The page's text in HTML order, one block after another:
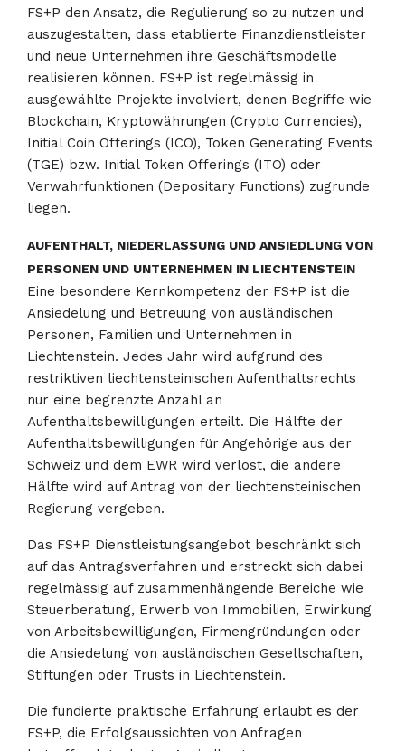
FS+P den Ansatz, die Regulierung so zu nutzen und
auszugestalten, dass etablierte Finanzdienstleister
und neue Unternehmen ihre Geschäftsmodelle
realisieren können. FS+P ist regelmässig in
ausgewählte Projekte involviert, denen Begriffe wie
Blockchain, Kryptowährungen (Crypto Currencies),
Initial Coin Offerings (ICO), Token Generating Events
(TGE) bzw. Initial Token Offerings (ITO) oder
Verwahrfunktionen (Depositary Functions) zugrunde
liegen.
AUFENTHALT, NIEDERLASSUNG UND ANSIEDLUNG VON
PERSONEN UND UNTERNEHMEN IN LIECHTENSTEIN
Eine besondere Kernkompetenz der FS+P ist die
Ansiedelung und Betreuung von ausländischen
Personen, Familien und Unternehmen in
Liechtenstein. Jedes Jahr wird aufgrund des
restriktiven liechtensteinischen Aufenthaltsrechts
nur eine begrenzte Anzahl an
Aufenthaltsbewilligungen erteilt. Die Hälfte der
Aufenthaltsbewilligungen für Angehörige aus der
Schweiz und dem EWR wird verlost, die andere
Hälfte wird auf Antrag von der liechtensteinischen
Regierung vergeben.
Das FS+P Dienstleistungsangebot beschränkt sich
auf das Antragsverfahren und erstreckt sich dabei
regelmässig auf zusammenhängende Bereiche wie
Steuerberatung, Erwerb von Immobilien, Erwirkung
von Arbeitsbewilligungen, Firmengründungen oder
die Ansiedelung von ausländischen Gesellschaften,
Stiftungen oder Trusts in Liechtenstein.
Die fundierte praktische Erfahrung erlaubt es der
FS+P, die Erfolgsaussichten von Anfragen